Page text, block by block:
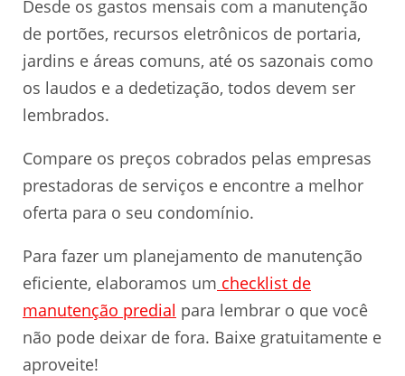
Desde os gastos mensais com a manutenção
de portões, recursos eletrônicos de portaria,
jardins e áreas comuns, até os sazonais como
os laudos e a dedetização, todos devem ser
lembrados.
Compare os preços cobrados pelas empresas
prestadoras de serviços e encontre a melhor
oferta para o seu condomínio.
Para fazer um planejamento de manutenção
eficiente, elaboramos um checklist de
manutenção predial para lembrar o que você
não pode deixar de fora. Baixe gratuitamente e
aproveite!